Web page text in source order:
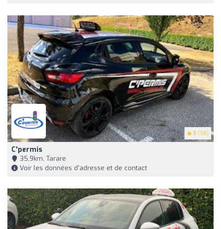
5 (98)
C'permis
35,9km, Tarare
Voir les données d'adresse et de contact